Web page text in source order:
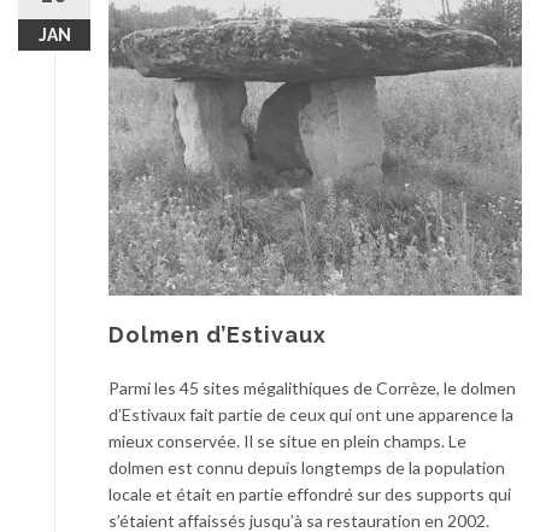
JAN
Dolmen d’Estivaux
Parmi les 45 sites mégalithiques de Corrèze, le dolmen
d’Estivaux fait partie de ceux qui ont une apparence la
mieux conservée. Il se situe en plein champs. Le
dolmen est connu depuis longtemps de la population
locale et était en partie effondré sur des supports qui
s’étaient affaissés jusqu’à sa restauration en 2002.